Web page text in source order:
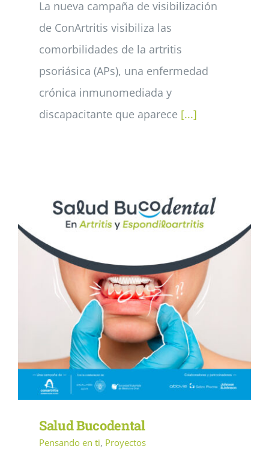
La nueva campaña de visibilización
de ConArtritis visibiliza las
comorbilidades de la artritis
psoriásica (APs), una enfermedad
crónica inmunomediada y
discapacitante que aparece [...]
Salud Bucodental
Pensando en ti, Proyectos